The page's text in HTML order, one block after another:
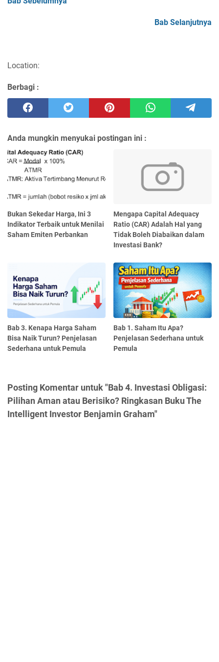
Bab Selanjutnya
Location:
Berbagi :
Anda mungkin menyukai postingan ini :
Bukan Sekedar Harga, Ini 3
Indikator Terbaik untuk Menilai
Saham Emiten Perbankan
Mengapa Capital Adequacy
Ratio (CAR) Adalah Hal yang
Tidak Boleh Diabaikan dalam
Investasi Bank?
Bab 3. Kenapa Harga Saham
Bisa Naik Turun? Penjelasan
Sederhana untuk Pemula
Bab 1. Saham Itu Apa?
Penjelasan Sederhana untuk
Pemula
Posting Komentar untuk "Bab 4. Investasi Obligasi:
Pilihan Aman atau Berisiko? Ringkasan Buku The
Intelligent Investor Benjamin Graham"